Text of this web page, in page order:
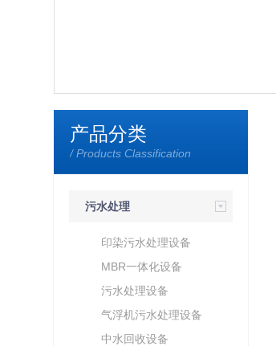
产品分类
/ Products Classification
污水处理
印染污水处理设备
MBR一体化设备
污水处理设备
气浮机污水处理设备
中水回收设备